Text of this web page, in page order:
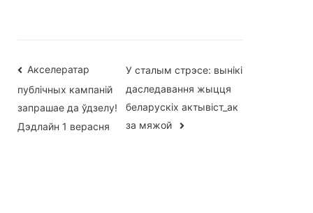
Навігацыя
па
запісах
Акселератар
публічных кампаній
запрашае да ўдзелу!
Дэдлайн 1 верасня
У сталым стрэсе: вынікі
даследавання жыцця
беларускіх актывіст_ак
за мяжой